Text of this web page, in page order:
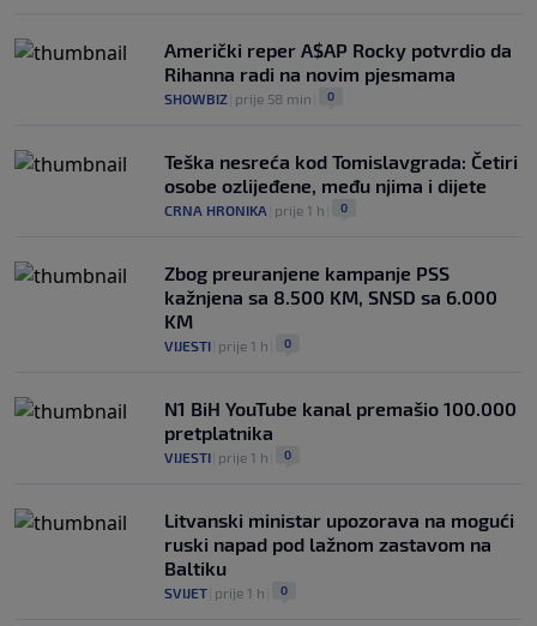
Američki reper A$AP Rocky potvrdio da
Rihanna radi na novim pjesmama
SHOWBIZ prije 58 min 0
Teška nesreća kod Tomislavgrada: Četiri
osobe ozlijeđene, među njima i dijete
CRNA HRONIKA prije 1 h 0
Zbog preuranjene kampanje PSS
kažnjena sa 8.500 KM, SNSD sa 6.000
KM
VIJESTI prije 1 h 0
N1 BiH YouTube kanal premašio 100.000
pretplatnika
VIJESTI prije 1 h 0
Litvanski ministar upozorava na mogući
ruski napad pod lažnom zastavom na
Baltiku
SVIJET prije 1 h 0